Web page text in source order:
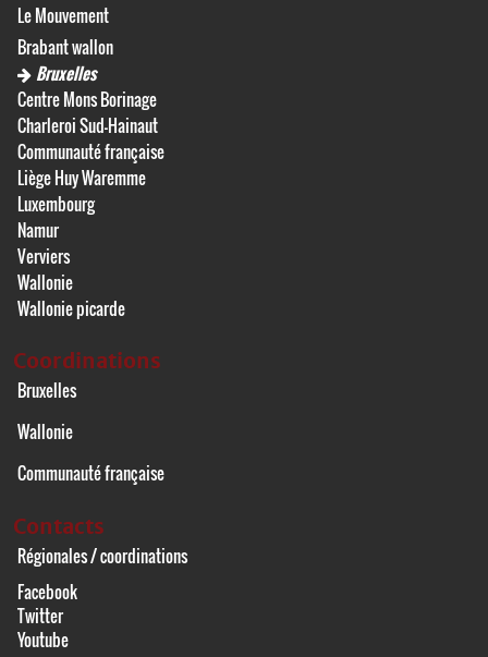
Le Mouvement
Brabant wallon
Bruxelles
Centre Mons Borinage
Charleroi Sud-Hainaut
Communauté française
Liège Huy Waremme
Luxembourg
Namur
Verviers
Wallonie
Wallonie picarde
Coordinations
Bruxelles
Wallonie
Communauté française
Contacts
Régionales / coordinations
Facebook
Twitter
Youtube